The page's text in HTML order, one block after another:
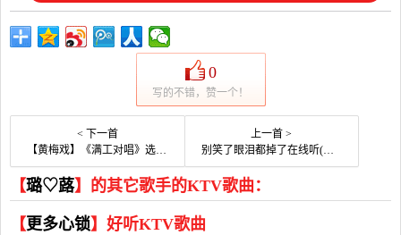
0
写的不错，赞一个！
< 下一首
【黄梅戏】《满工对唱》选段在线听(原唱是庄学忠/刘秋仪)，快乐人生《退出K歌》演唱点播:63次
上一首 >
别笑了眼泪都掉了在线听(原唱是MC段玉)，余生好好爱自己演唱点播:38次
【璐♡蕗】的其它歌手的KTV歌曲：
【更多心锁】好听KTV歌曲